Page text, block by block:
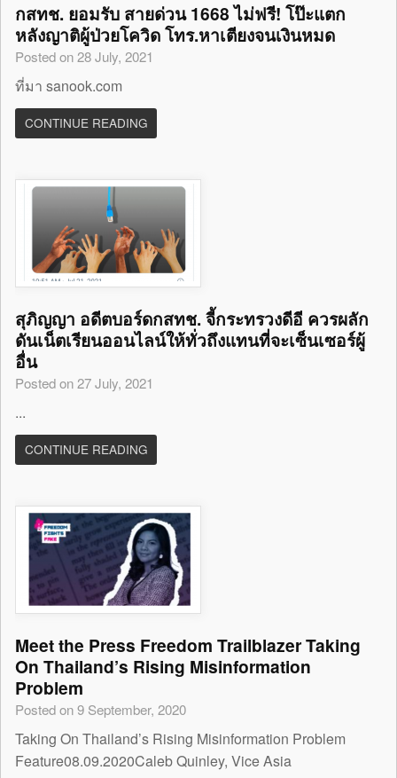
กสทช. ยอมรับ สายด่วน 1668 ไม่ฟรี! โป๊ะแตก
หลังญาติผู้ป่วยโควิด โทร.หาเตียงจนเงินหมด
Posted on 28 July, 2021
ที่มา sanook.com
CONTINUE READING
สุภิญญา อดีตบอร์ดกสทช. จี้กระทรวงดีอี ควรผลัก
ดันเน็ตเรียนออนไลน์ให้ทั่วถึงแทนที่จะเซ็นเซอร์ผู้
อื่น
Posted on 27 July, 2021
...
CONTINUE READING
Meet the Press Freedom Trailblazer Taking
On Thailand’s Rising Misinformation
Problem
Posted on 9 September, 2020
Taking On Thailand’s Rising Misinformation Problem
Feature08.09.2020Caleb Quinley, Vice Asia